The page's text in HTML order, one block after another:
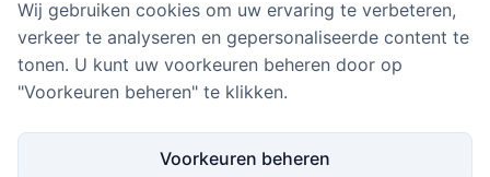
alzheimercentrum@amsterdamumc.nl
Doneer via: NL 42 INGB 0006 9052 76 Ten name van: Stichting Steun
Alzheimercentrum Amsterdam
Amsterdam UMC
Wij gebruiken cookies om uw ervaring te verbeteren,
verkeer te analyseren en gepersonaliseerde content te
tonen. U kunt uw voorkeuren beheren door op
"Voorkeuren beheren" te klikken.
Voorkeuren beheren